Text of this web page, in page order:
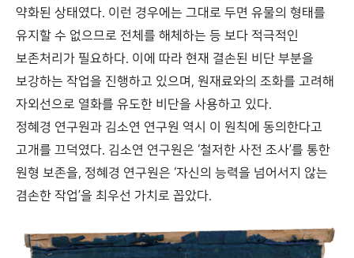
약화된 상태였다. 이런 경우에는 그대로 두면 유물의 형태를
유지할 수 없으므로 전체를 해체하는 등 보다 적극적인
보존처리가 필요하다. 이에 따라 현재 결손된 비단 부분을
보강하는 작업을 진행하고 있으며, 원재료와의 조화를 고려해
자외선으로 열화를 유도한 비단을 사용하고 있다.
정혜경 연구원과 김소연 연구원 역시 이 원칙에 동의한다고
고개를 끄덕였다. 김소연 연구원은 ‘철저한 사전 조사’를 통한
원형 보존을, 정혜경 연구원은 ‘자신의 능력을 넘어서지 않는
겸손한 작업’을 최우선 가치로 꼽았다.